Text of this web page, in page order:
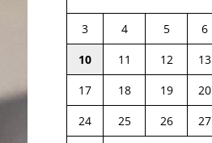
3
4 5 6
10
11 12 13
17
18 19 20
24
25 26 27